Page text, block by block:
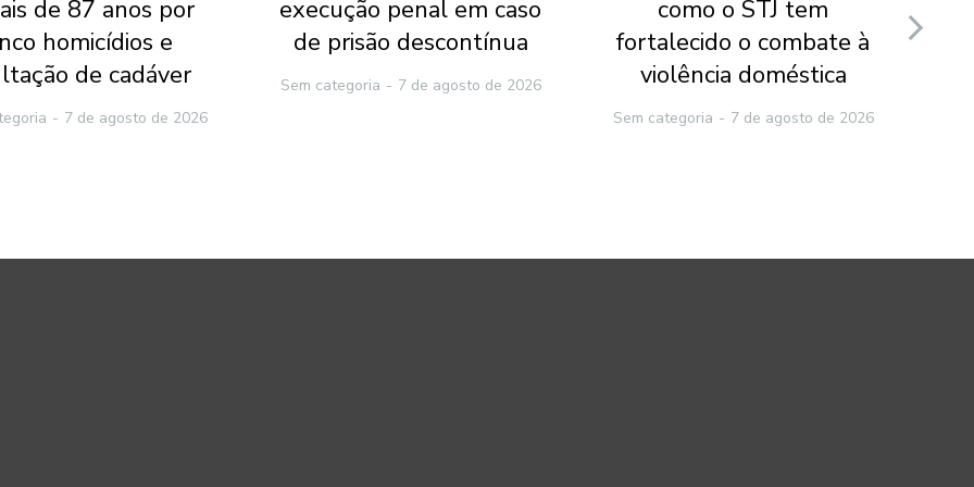
de 87 anos por
homicídios e
de cadáver
7 de agosto de 2026
execução penal em caso
de prisão descontínua
Sem categoria 7 de agosto de 2026
como o STJ tem
fortalecido o combate à
violência doméstica
Sem categoria 7 de agosto de 2026